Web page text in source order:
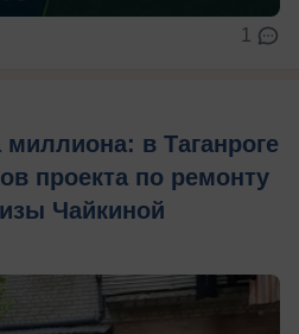
1
в Таганроге
проекта по ремонту
Чайкиной